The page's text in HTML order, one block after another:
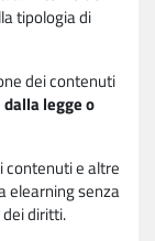
tipologia di
dei contenuti
legge o
contenuti e altre
elearning senza
diritti.